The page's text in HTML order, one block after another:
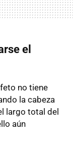
el
no tiene
la cabeza
largo total del
aún